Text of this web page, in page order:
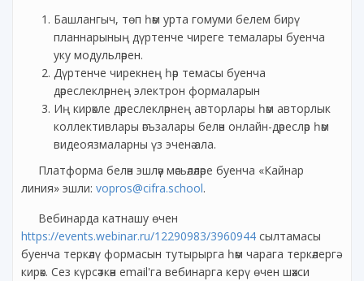
Башлангыч, төп һәм урта гомуми белем бирү
планнарының дүртенче чиреге темалары буенча
уку модульләрен.
Дүртенче чирекнең һәр темасы буенча
дәреслекләрнең электрон формаларын
Иң кирәкле дәреслекләрнең авторлары һәм авторлык
коллективлары әгъзалары белән онлайн-дәресләр һәм
видеоязмаларны үз эченә ала.
Платформа белән эшләү мәсьәләләре буенча «Кайнар
линия» эшли: vopros@cifra.school.
Вебинарда катнашу өчен
https://events.webinar.ru/12290983/3960944 сылтамасы
буенча теркәлү формасын тутырырга һәм чарага теркәлергә
кирәк. Сез күрсәткән email'га вебинарга керү өчен шәхси